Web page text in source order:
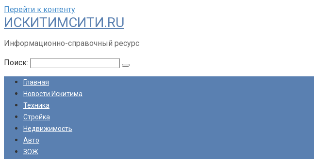
Перейти к контенту
ИСКИТИМСИТИ.RU
Информационно-справочный ресурс
Поиск:
Главная
Новости Искитима
Техника
Стройка
Недвижимость
Авто
ЗОЖ